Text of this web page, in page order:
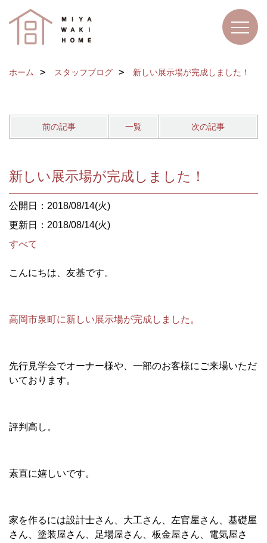
ホーム スタッフブログ 新しい展示場が完成しました！
前の記事 一覧 次の記事
新しい展示場が完成しました！
公開日：2018/08/14(火)
更新日：2018/08/14(火)
すべて
こんにちは、友基です。
高岡市泉町に新しい展示場が完成しました。
先行見学会でオーナー様や、一部のお客様にご来場いただ
いております。
評判高し。
素直に嬉しいです。
家を作るには設計士さん、大工さん、左官屋さん、基礎屋
さん、塗装屋さん、足場屋さん、板金屋さん、電気屋さ